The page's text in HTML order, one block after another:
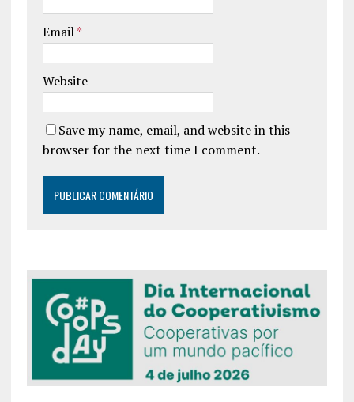
Email*
Website
Save my name, email, and website in this
browser for the next time I comment.